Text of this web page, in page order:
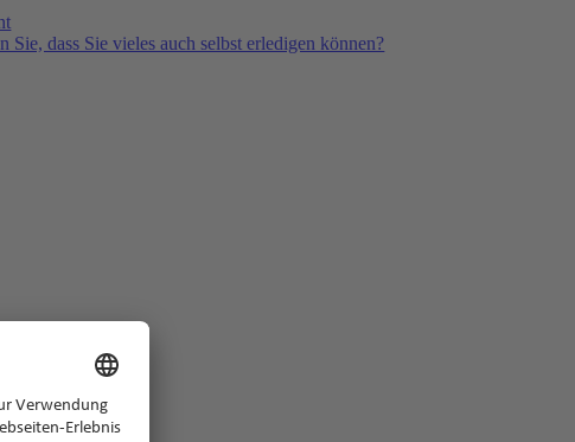
Sie, dass Sie vieles auch selbst erledigen können?